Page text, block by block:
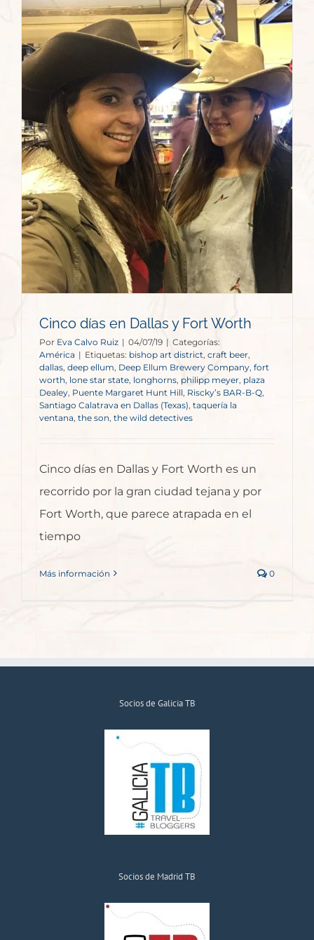
Cinco días en Dallas y Fort Worth
Por Eva Calvo Ruiz | 04/07/19 | Categorías:
América | Etiquetas: bishop art district craft beer,
dallas, deep ellum, Deep Ellum Brewery Company fort
worth lone star state, longhorns, philipp meyer plaza
Dealey Puente Margaret Hunt Hill Riscky’s BAR-B-Q,
Santiago Calatrava en Dallas (Texas) taquería la
ventana the son, the wild detectives
Cinco días en Dallas y Fort Worth es un
recorrido por la gran ciudad tejana y por
Fort Worth, que parece atrapada en el
tiempo
Más información 0
Socios de Galicia TB
Socios de Madrid TB